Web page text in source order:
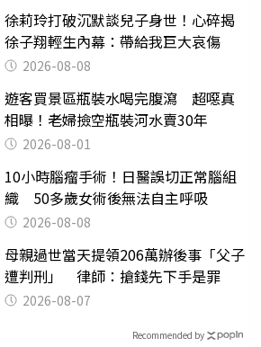
徐莉玲打破沉默談兒子身世！心碎揭
徐子翔輕生內幕：帶給我巨大哀傷
2026-08-08
遊客買景區瓶裝水喝完腹瀉 超噁真
相曝！老婦撿空瓶裝河水賣30年
2026-08-01
10小時腦瘤手術！日醫誤切正常腦組
織 50多歲女術後無法自主呼吸
2026-08-08
母親過世當天提領206萬辦後事「父子
遭判刑」 律師：搶錢先下手是罪
2026-08-07
Recommended by